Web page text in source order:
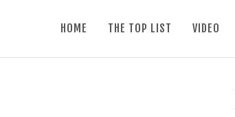
HOME THE TOP LIST VIDEO